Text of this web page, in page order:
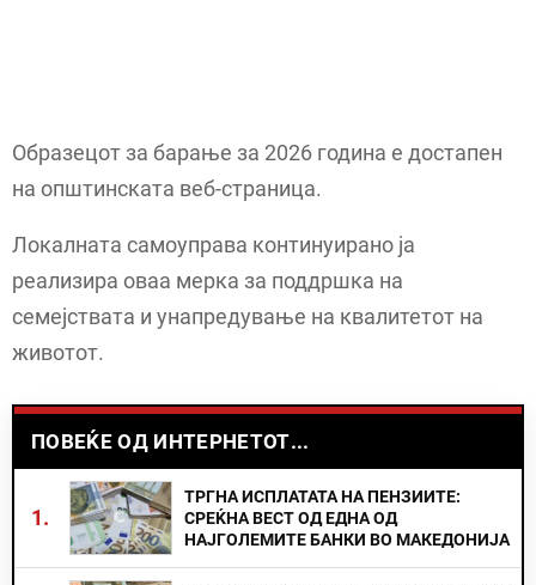
Образецот за барање за 2026 година е достапен
на општинската веб-страница.
Локалната самоуправа континуирано ја
реализира оваа мерка за поддршка на
семејствата и унапредување на квалитетот на
животот.
ПОВЕЌЕ ОД ИНТЕРНЕТОТ...
1.
ТРГНА ИСПЛАТАТА НА ПЕНЗИИТЕ:
СРЕЌНА ВЕСТ ОД ЕДНА ОД
НАЈГОЛЕМИТЕ БАНКИ ВО МАКЕДОНИЈА